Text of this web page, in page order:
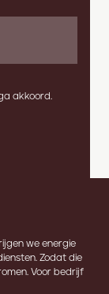
akkoord.
we energie
Zodat die
Voor bedrijf